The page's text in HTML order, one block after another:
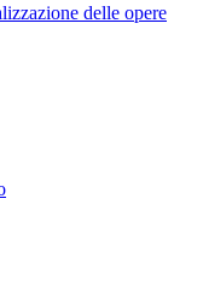
delle opere